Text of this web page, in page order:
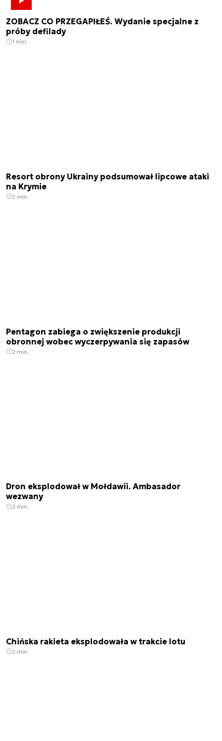
ZOBACZ CO PRZEGAPIŁEŚ. Wydanie specjalne z
próby defilady
1 min.
Resort obrony Ukrainy podsumował lipcowe ataki
na Krymie
2 min.
Pentagon zabiega o zwiększenie produkcji
obronnej wobec wyczerpywania się zapasów
2 min.
Dron eksplodował w Mołdawii. Ambasador
wezwany
2 min.
Chińska rakieta eksplodowała w trakcie lotu
2 min.